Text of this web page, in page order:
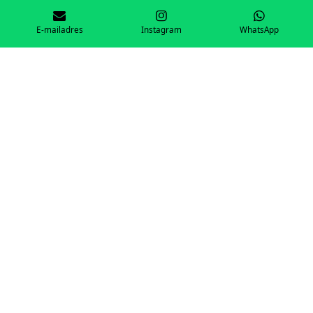
Powered by
E-mailadres Instagram WhatsApp